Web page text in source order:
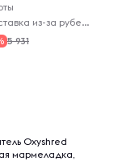
Virelle - доставка из-за рубежа
5 931
Oxyshred
мармеладка,